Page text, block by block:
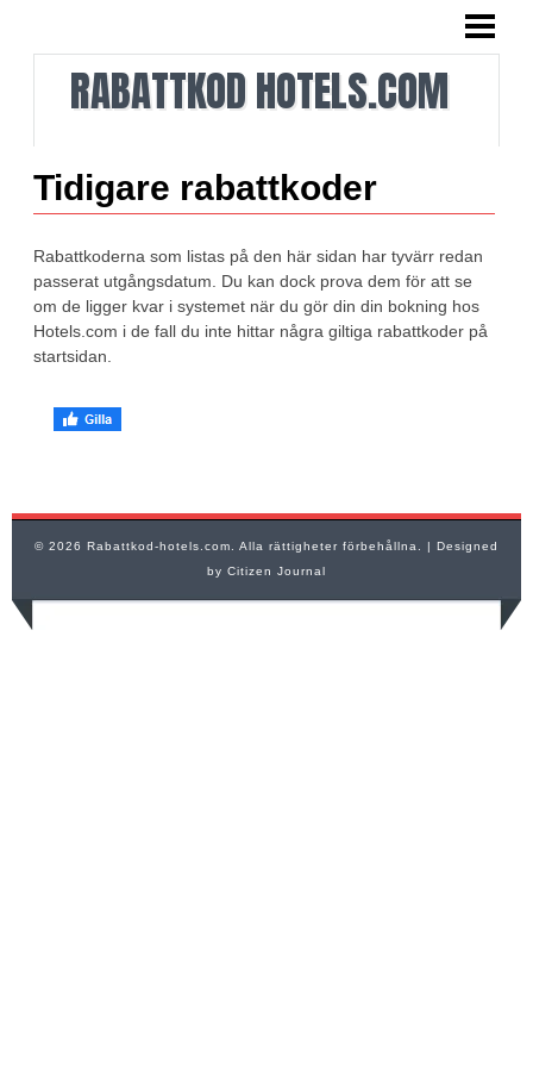
VAD VI GÖR
TIDIGARE RABATTKODER
SOMMAR I LALANDIA
NYHETSBREV
RABATTKOD HOTELS.COM
Tidigare rabattkoder
Rabattkoderna som listas på den här sidan har tyvärr redan
passerat utgångsdatum. Du kan dock prova dem för att se
om de ligger kvar i systemet när du gör din din bokning hos
Hotels.com i de fall du inte hittar några giltiga rabattkoder på
startsidan.
© 2026 Rabattkod-hotels.com. Alla rättigheter förbehållna. | Designed
by Citizen Journal